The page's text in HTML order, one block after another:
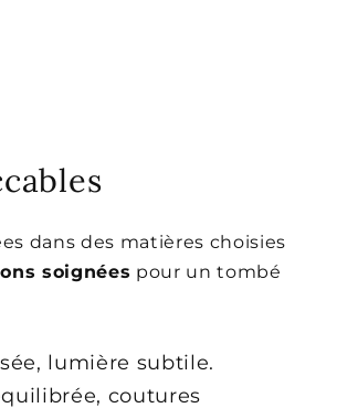
dans des matières choisies
soignées pour un tombé
lumière subtile.
coutures